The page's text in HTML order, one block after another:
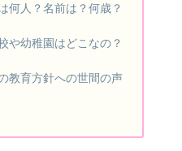
何人？名前は？何歳？
や幼稚園はどこなの？
教育方針への世間の声